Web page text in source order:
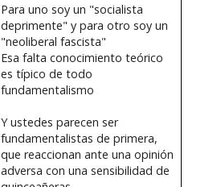
Para uno soy un "socialista
deprimente" y para otro soy un
"neoliberal fascista"
Esa falta conocimiento teórico
es típico de todo
fundamentalismo
Y ustedes parecen ser
fundamentalistas de primera,
que reaccionan ante una opinión
adversa con una sensibilidad de